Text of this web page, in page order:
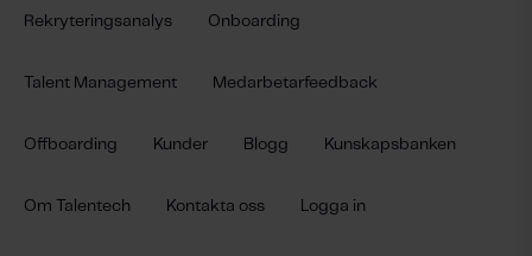
Rekryteringsanalys Onboarding
Talent Management Medarbetarfeedback
Offboarding Kunder Blogg Kunskapsbanken
Om Talentech Kontakta oss Logga in